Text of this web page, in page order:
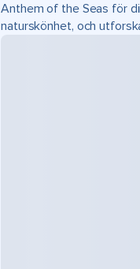
Anthem of the Seas för
naturskönhet, och